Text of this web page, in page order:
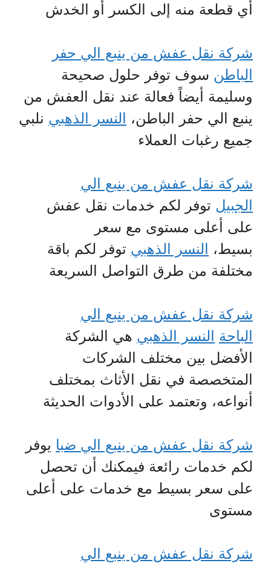
أي قطعة منه إلى الكسر أو الخدش
شركة نقل عفش من ينبع الي حفر
الباطن سوف توفر حلول صحيحة
وسليمة أيضاً فعالة عند نقل العفش من
ينبع الي حفر الباطن، النسر الذهبي نلبي
جميع رغبات العملاء
شركة نقل عفش من ينبع الي
الجبيل توفر لكم خدمات نقل عفش
على أعلى مستوى مع سعر
بسيط، النسر الذهبي توفر لكم باقة
مختلفة من طرق التواصل السريعة
شركة نقل عفش من ينبع الي
الباحة النسر الذهبي هي الشركة
الأفضل بين مختلف الشركات
المتخصصة في نقل الأثاث بمختلف
أنواعه، وتعتمد على الأدوات الحديثة
شركة نقل عفش من ينبع الي ضبا يوفر
لكم خدمات رائعة فيمكنك أن تحصل
على سعر بسيط مع خدمات على أعلى
مستوى
شركة نقل عفش من ينبع الي